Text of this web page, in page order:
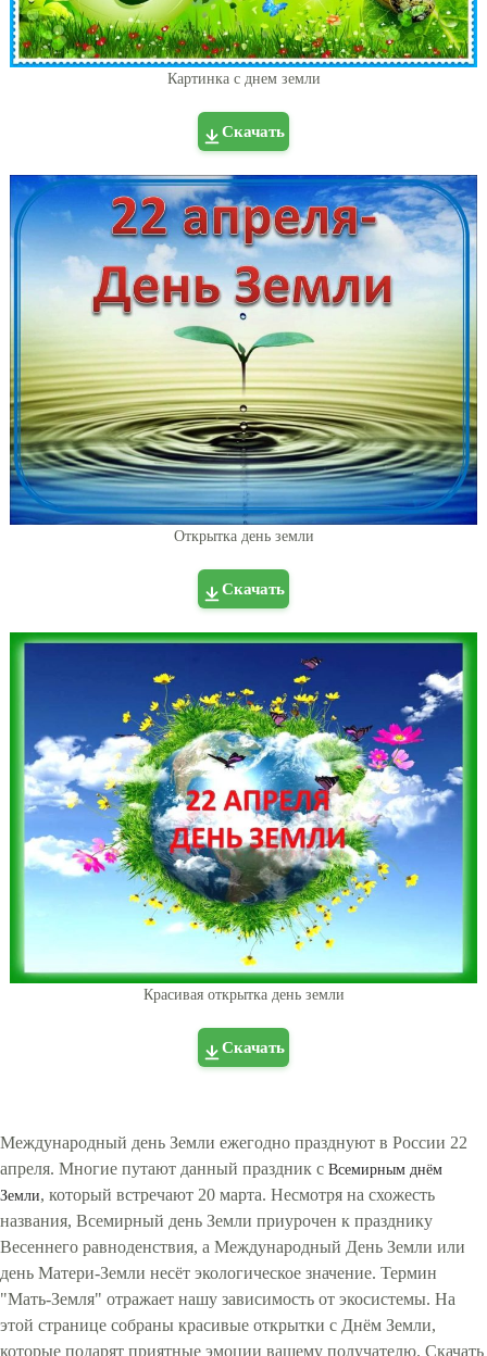
Картинка с днем земли
Скачать
Открытка день земли
Скачать
Красивая открытка день земли
Скачать
Международный день Земли ежегодно празднуют в России 22
апреля. Многие путают данный праздник с Всемирным днём
Земли, который встречают 20 марта. Несмотря на схожесть
названия, Всемирный день Земли приурочен к празднику
Весеннего равноденствия, а Международный День Земли или
день Матери-Земли несёт экологическое значение. Термин
"Мать-Земля" отражает нашу зависимость от экосистемы. На
этой странице собраны красивые открытки с Днём Земли,
которые подарят приятные эмоции вашему получателю. Скачать